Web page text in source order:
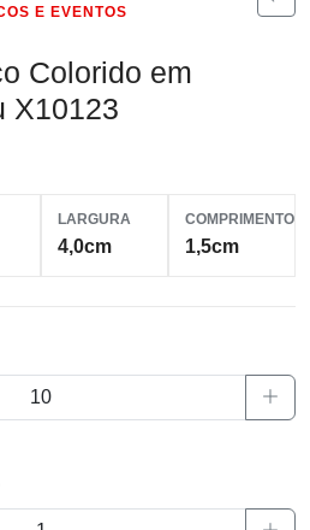
E EVENTOS
Colorido em
X10123
LARGURA
4,0cm
COMPRIMENTO
1,5cm